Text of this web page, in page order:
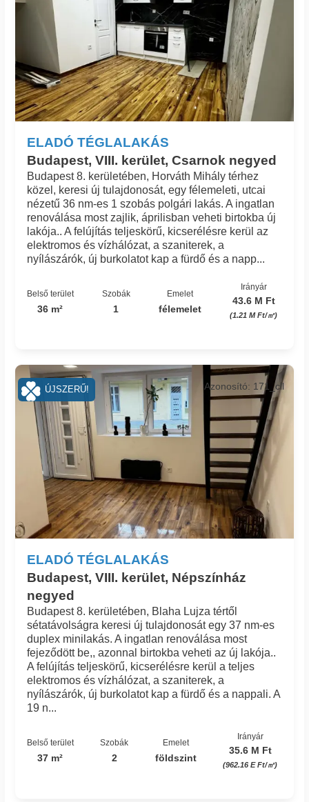
ELADÓ TÉGLALAKÁS
Budapest, VIII. kerület, Csarnok negyed
Budapest 8. kerületében, Horváth Mihály térhez
közel, keresi új tulajdonosát, egy félemeleti, utcai
nézetű 36 nm-es 1 szobás polgári lakás. A ingatlan
renoválása most zajlik, áprilisban veheti birtokba új
lakója.. A felújítás teljeskörű, kicserélésre kerül az
elektromos és vízhálózat, a szaniterek, a
nyílászárók, új burkolatot kap a fürdő és a napp...
Belső terület
36 m²
Szobák
1
Emelet
félemelet
Irányár
43.6 M Ft
(1.21 M Ft/㎡)
ELADÓ TÉGLALAKÁS
Budapest, VIII. kerület, Népszínház
negyed
Azonosító: 171_cll
Budapest 8. kerületében, Blaha Lujza tértől
sétatávolságra keresi új tulajdonosát egy 37 nm-es
duplex minilakás. A ingatlan renoválása most
fejeződött be,, azonnal birtokba veheti az új lakója..
A felújítás teljeskörű, kicserélésre kerül a teljes
elektromos és vízhálózat, a szaniterek, a
nyílászárók, új burkolatot kap a fürdő és a nappali. A
19 n...
Belső terület
37 m²
Szobák
2
Emelet
földszint
Irányár
35.6 M Ft
(962.16 E Ft/㎡)
ÚJSZERŰ!